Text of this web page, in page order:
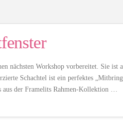
nächsten Workshop vorbereitet. Sie ist
Schachtel ist ein perfektes
der Framelits Rahmen-Kollektion …